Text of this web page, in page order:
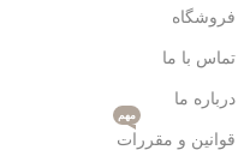
فروشگاه
تماس با ما
درباره ما
قوانین و مقررات
مهم